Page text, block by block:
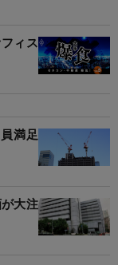
ィス
満足
大注